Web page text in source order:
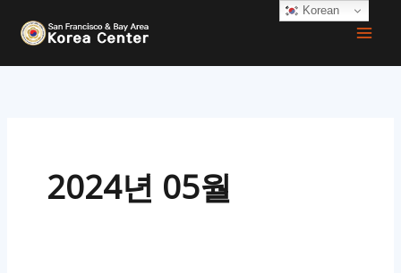
2024년 05월
Korean